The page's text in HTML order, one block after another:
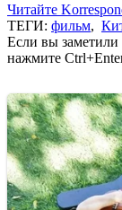
Читайте
ТЕГИ: фильм,
Если вы
нажмите